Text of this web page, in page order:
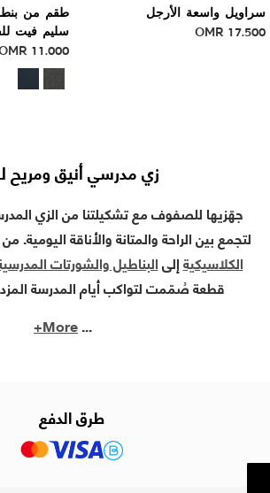
سراويل واسعة الأرجل
OMR 17.500
طقم من
سليم فيت للفتيات
11.000
زي مدرسي أنيق ومريح
جهّزيها للصفوف مع تشكيلتنا من الزي
لتجمع بين الراحة والمتانة والأناقة اليومية. من
الكلاسيكيةإلىالبناطيل والشورتات
قطعة صُمّمت لتواكب أيام المدرسة
...
More+
طرق الدفع